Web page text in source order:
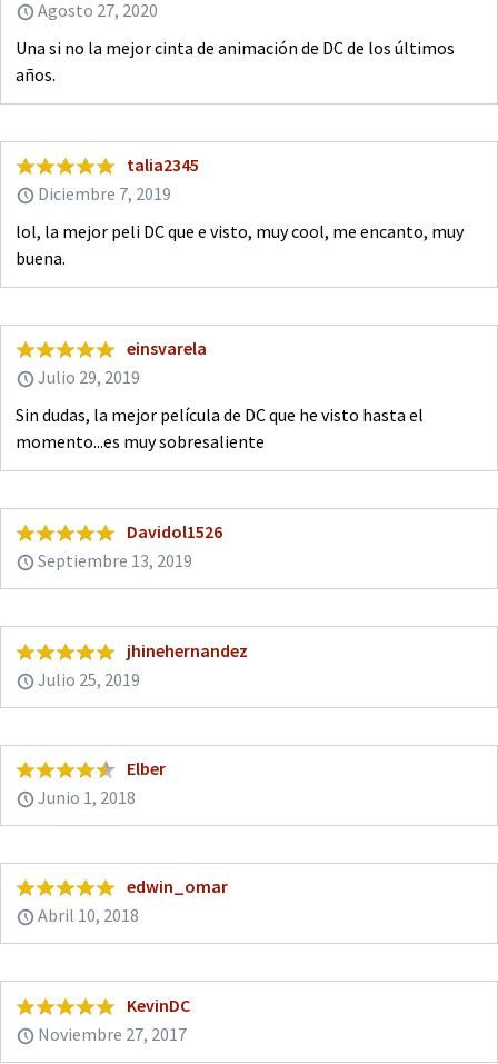
Agosto 27, 2020
Una si no la mejor cinta de animación de DC de los últimos
años.
talia2345
Diciembre 7, 2019
lol, la mejor peli DC que e visto, muy cool, me encanto, muy
buena.
einsvarela
Julio 29, 2019
Sin dudas, la mejor película de DC que he visto hasta el
momento...es muy sobresaliente
Davidol1526
Septiembre 13, 2019
jhinehernandez
Julio 25, 2019
Elber
Junio 1, 2018
edwin_omar
Abril 10, 2018
KevinDC
Noviembre 27, 2017